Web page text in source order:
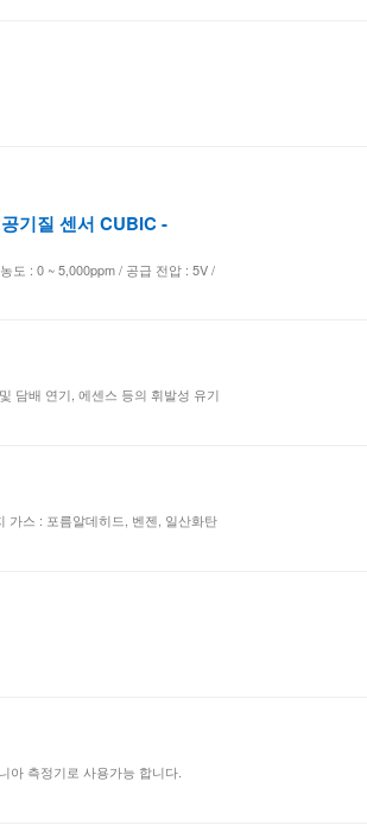
기질 센서 CUBIC -
도 : 0 ~ 5,000ppm / 공급 전압 : 5V /
담배 연기, 에센스 등의 휘발성 유기
가스 : 포름알데히드, 벤젠, 일산화탄
아 측정기로 사용가능 합니다.